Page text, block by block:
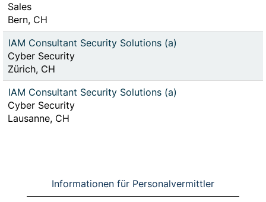
Sales
Bern, CH
IAM Consultant Security Solutions (a)
Cyber Security
Zürich, CH
IAM Consultant Security Solutions (a)
Cyber Security
Lausanne, CH
Informationen für Personalvermittler